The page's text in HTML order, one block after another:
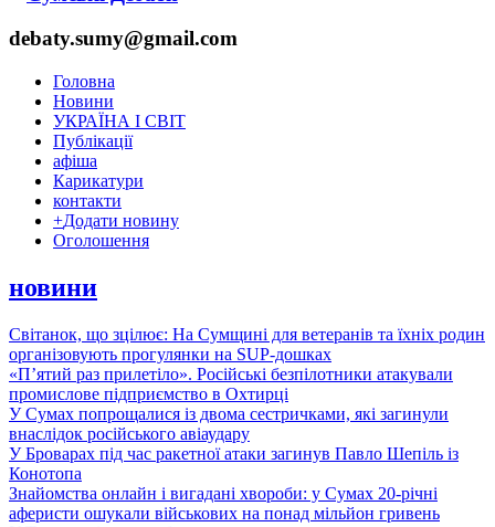
debaty.sumy@gmail.com
Головна
Новини
УКРАЇНА І СВІТ
Публікації
афіша
Карикатури
контакти
+Додати новину
Оголошення
новини
Світанок, що зцілює: На Сумщині для ветеранів та їхніх родин
організовують прогулянки на SUP-дошках
«П’ятий раз прилетіло». Російські безпілотники атакували
промислове підприємство в Охтирці
У Сумах попрощалися із двома сестричками, які загинули
внаслідок російського авіаудару
У Броварах під час ракетної атаки загинув Павло Шепіль із
Конотопа
Знайомства онлайн і вигадані хвороби: у Сумах 20-річні
аферисти ошукали військових на понад мільйон гривень